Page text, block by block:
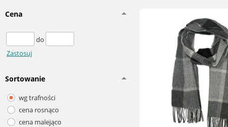
Cena
do
Zastosuj
Sortowanie
wg trafności
cena rosnąco
cena malejąco